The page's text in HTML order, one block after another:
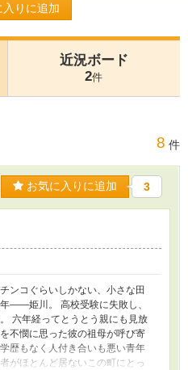
りに追加
近況ボード
2件
8 件
お気に入りに追加 3
ンコぐらいしかない、小さな田
——姫川。 高校受験に失敗し、
六年経ってとうとう親にも見放
不憫に思った彼の祖母が呼び寄
歴もなく人付き合いも悪い青年
がほとんど居ないこの町にとっ